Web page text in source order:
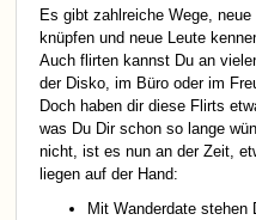
Es gibt zahlreiche Wege,
knüpfen und neue Leute
Auch flirten kannst Du an
der Disko, im Büro oder im
Doch haben dir diese Flirts
was Du Dir schon so lange
nicht, ist es nun an der Zeit,
liegen auf der Hand:
Mit Wanderdate